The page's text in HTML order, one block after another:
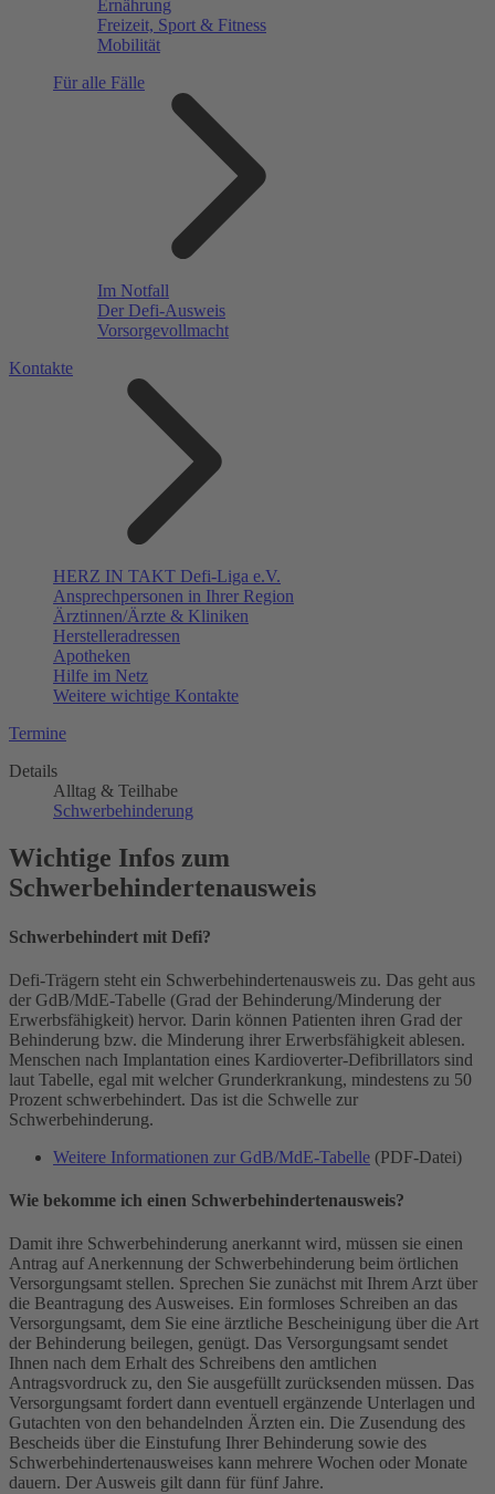
Ernährung
Freizeit, Sport & Fitness
Mobilität
Für alle Fälle
Im Notfall
Der Defi-Ausweis
Vorsorgevollmacht
Kontakte
HERZ IN TAKT Defi-Liga e.V.
Ansprechpersonen in Ihrer Region
Ärztinnen/Ärzte & Kliniken
Herstelleradressen
Apotheken
Hilfe im Netz
Weitere wichtige Kontakte
Termine
Details
Alltag & Teilhabe
Schwerbehinderung
Wichtige Infos zum
Schwerbehindertenausweis
Schwerbehindert mit Defi?
Defi-Trägern steht ein Schwerbehindertenausweis zu. Das geht aus
der GdB/MdE-Tabelle (Grad der Behinderung/Minderung der
Erwerbsfähigkeit) hervor. Darin können Patienten ihren Grad der
Behinderung bzw. die Minderung ihrer Erwerbsfähigkeit ablesen.
Menschen nach Implantation eines Kardioverter-Defibrillators sind
laut Tabelle, egal mit welcher Grunderkrankung, mindestens zu 50
Prozent schwerbehindert. Das ist die Schwelle zur
Schwerbehinderung.
Weitere Informationen zur GdB/MdE-Tabelle (PDF-Datei)
Wie bekomme ich einen Schwerbehindertenausweis?
Damit ihre Schwerbehinderung anerkannt wird, müssen sie einen
Antrag auf Anerkennung der Schwerbehinderung beim örtlichen
Versorgungsamt stellen. Sprechen Sie zunächst mit Ihrem Arzt über
die Beantragung des Ausweises. Ein formloses Schreiben an das
Versorgungsamt, dem Sie eine ärztliche Bescheinigung über die Art
der Behinderung beilegen, genügt. Das Versorgungsamt sendet
Ihnen nach dem Erhalt des Schreibens den amtlichen
Antragsvordruck zu, den Sie ausgefüllt zurücksenden müssen. Das
Versorgungsamt fordert dann eventuell ergänzende Unterlagen und
Gutachten von den behandelnden Ärzten ein. Die Zusendung des
Bescheids über die Einstufung Ihrer Behinderung sowie des
Schwerbehindertenausweises kann mehrere Wochen oder Monate
dauern. Der Ausweis gilt dann für fünf Jahre.